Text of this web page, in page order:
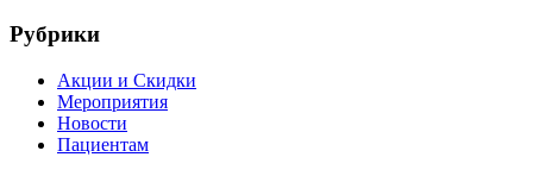
Рубрики
Акции и Скидки
Мероприятия
Новости
Пациентам